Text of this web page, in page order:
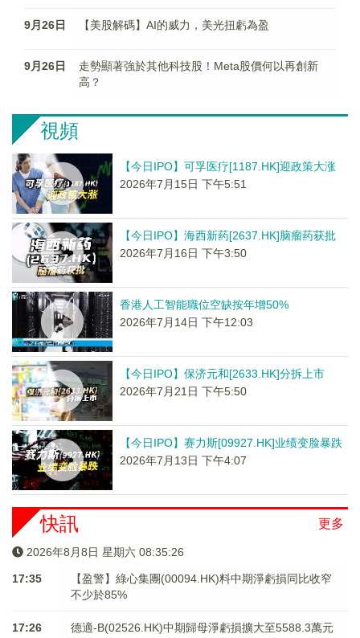
9月26日 【美股解碼】AI的威力，美光扭虧為盈
9月26日
走勢顯著強於其他科技股！Meta股價何以再創新
高？
視頻
【今日IPO】可孚医疗[1187.HK]迎政策大涨
2026年7月15日 下午5:51
【今日IPO】海西新药[2637.HK]脑瘤药获批
2026年7月16日 下午3:50
香港人工智能職位空缺按年增50%
2026年7月14日 下午12:03
【今日IPO】保济元和[2633.HK]分拆上市
2026年7月21日 下午5:50
【今日IPO】赛力斯[09927.HK]业绩变脸暴跌
2026年7月13日 下午4:07
更多
快訊
2026年8月8日 星期六 08:35:26
17:35
【盈警】綠心集團(00094.HK)料中期淨虧損同比收窄
不少於85%
17:26 德適-B(02526.HK)中期歸母淨虧損擴大至5588.3萬元